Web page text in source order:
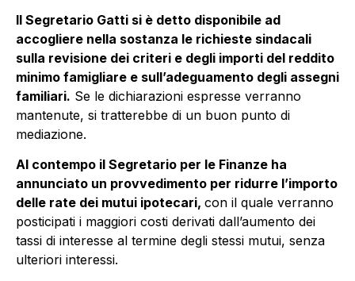
Il Segretario Gatti si è detto disponibile ad
accogliere nella sostanza le richieste sindacali
sulla revisione dei criteri e degli importi del reddito
minimo famigliare e sull’adeguamento degli assegni
familiari. Se le dichiarazioni espresse verranno
mantenute, si tratterebbe di un buon punto di
mediazione.
Al contempo il Segretario per le Finanze ha
annunciato un provvedimento per ridurre l’importo
delle rate dei mutui ipotecari, con il quale verranno
posticipati i maggiori costi derivati dall’aumento dei
tassi di interesse al termine degli stessi mutui, senza
ulteriori interessi.